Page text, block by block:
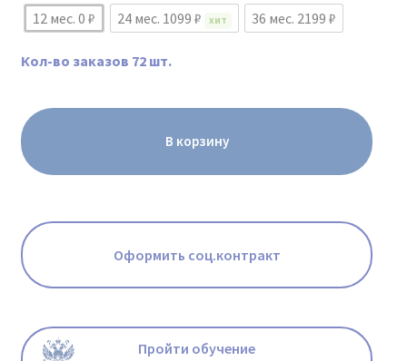
12 мес. 0 ₽
24 мес. 1099 ₽ ХИТ 36 мес. 2199 ₽
Кол-во заказов 72 шт.
В корзину
Оформить соц.контракт
Пройти обучение